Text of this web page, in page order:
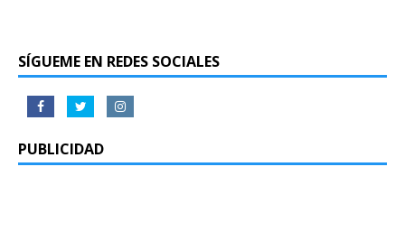
SÍGUEME EN REDES SOCIALES
PUBLICIDAD